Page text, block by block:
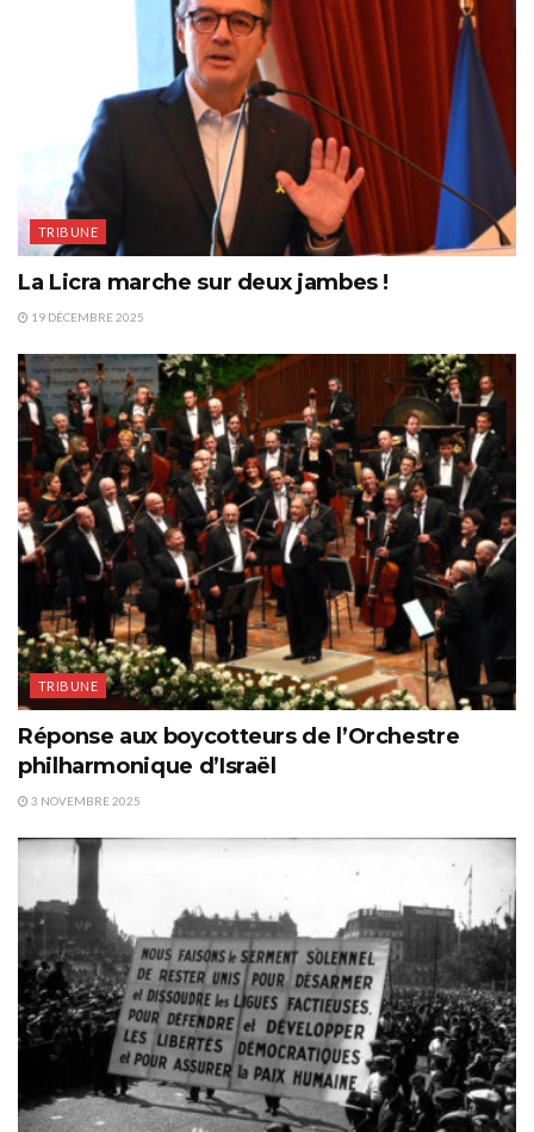
TRIBUNE
La Licra marche sur deux jambes !
19 DÉCEMBRE 2025
TRIBUNE
Réponse aux boycotteurs de l’Orchestre
philharmonique d’Israël
3 NOVEMBRE 2025